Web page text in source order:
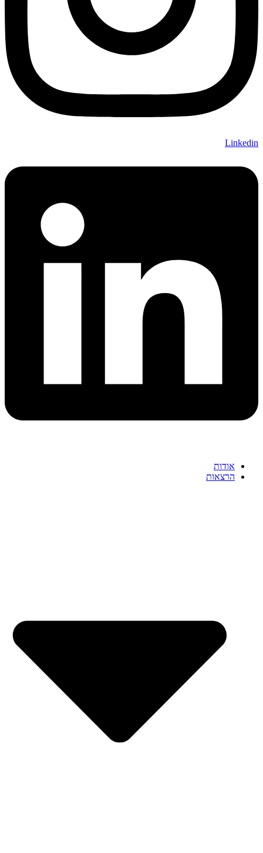
Linkedin
אודות
הרצאות